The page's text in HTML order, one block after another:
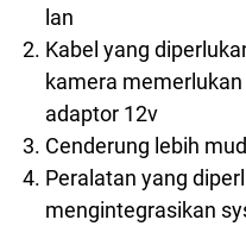
lan
Kabel yang
kamera
adaptor 12v
Cenderung lebih
Peralatan yang
mengintegrasikan